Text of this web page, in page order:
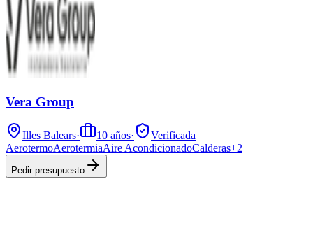
Vera Group
Illes Balears· 10 años·
Verificada
AerotermoAerotermiaAire AcondicionadoCalderas+2
Pedir presupuesto